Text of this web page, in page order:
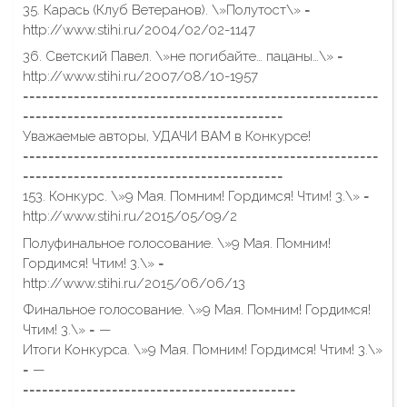
35. Карась (Клуб Ветеранов). \»Полутост\» =
http://www.stihi.ru/2004/02/02-1147
36. Светский Павел. \»не погибайте… пацаны…\» =
http://www.stihi.ru/2007/08/10-1957
========================================================
=========================================
Уважаемые авторы, УДАЧИ ВАМ в Конкурсе!
========================================================
=========================================
153. Конкурс. \»9 Мая. Помним! Гордимся! Чтим! 3.\» =
http://www.stihi.ru/2015/05/09/2
Полуфинальное голосование. \»9 Мая. Помним!
Гордимся! Чтим! 3.\» =
http://www.stihi.ru/2015/06/06/13
Финальное голосование. \»9 Мая. Помним! Гордимся!
Чтим! 3.\» = —
Итоги Конкурса. \»9 Мая. Помним! Гордимся! Чтим! 3.\»
= —
===========================================